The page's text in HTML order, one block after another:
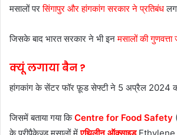
मसालों परसिंगापुर और हांगकांग सरकार ने प्रतिबंध
जिसके बाद भारत सरकार ने भी इनमसालों की गुणवत्ता
क्यूं लगाया बैन ?
हांगकांग के सेंटर फॉर फ़ूड सेफ्टी ने 5 अप्रैल 2024 को
जिसमें बताया गया किCentre for Food Safety